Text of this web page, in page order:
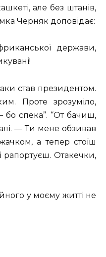
але без штанів,
Черняк доповідає:
держави,
став президентом.
Проте зрозуміло,
бо спека”. “От бачиш,
— Ти мене обзивав
а тепер стоїш
рапортуєш. Отакечки,
у моєму житті не